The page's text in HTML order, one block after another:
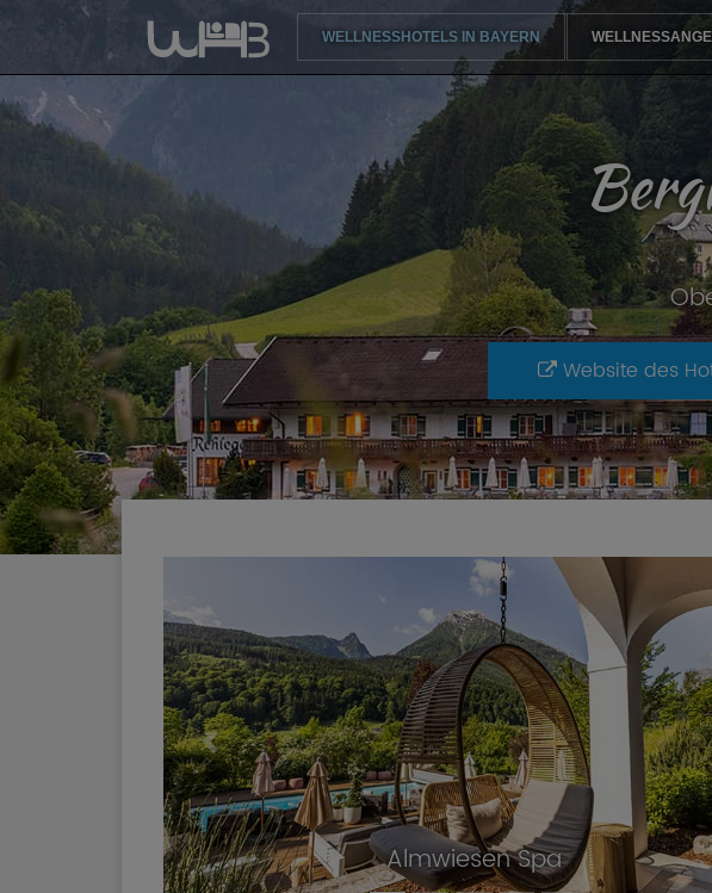
WELLNESSHOTELS IN BAYERN(CURRENT)
Website des
Außenpool
Previous